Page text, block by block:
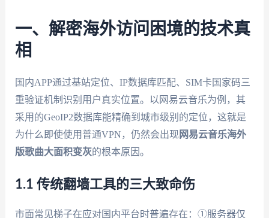
一、解密海外访问困境的技术真
相
国内APP通过基站定位、IP数据库匹配、SIM卡国家码三
重验证机制识别用户真实位置。以网易云音乐为例，其
采用的GeoIP2数据库能精确到城市级别的定位，这就是
为什么即使使用普通VPN，仍然会出现网易云音乐海外
版歌曲大面积变灰的根本原因。
1.1 传统翻墙工具的三大致命伤
市面常见梯子在应对国内平台时普遍存在：①服务器仅